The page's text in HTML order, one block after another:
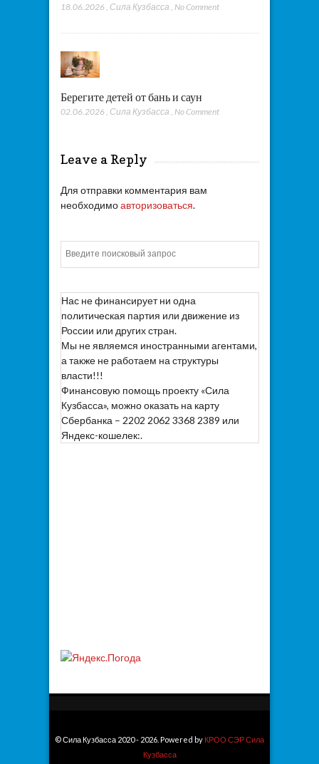
18.06.2026 Сила Кузбасса No Comment
Берегите детей от бань и саун
02.06.2026 , Сила Кузбасса , No Comment
Leave a Reply
Для отправки комментария вам
необходимоавторизоваться.
Нас не финансирует ни одна
политическая партия или движение из
России или других стран.
Мы не являемся иностранными агентами,
а также не работаем на структуры
власти!!!
Финансовую помощь проекту «Сила
Кузбасса», можно оказать на карту
Сбербанка – 2202 2062 3368 2389 или
Яндекс-кошелек:.
© Сила Кузбасса 2020 - 2026. Powered by КРОО СЭР Сила
Кузбасса